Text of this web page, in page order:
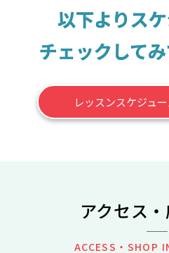
レッスンスケジュ
アクセス
ACCESS・SHOP